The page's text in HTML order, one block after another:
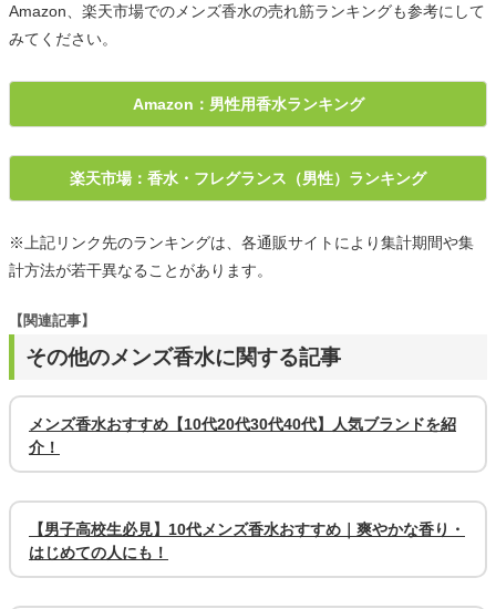
Amazon、楽天市場でのメンズ香水の売れ筋ランキングも参考にして
みてください。
Amazon：男性用香水ランキング
楽天市場：香水・フレグランス（男性）ランキング
※上記リンク先のランキングは、各通販サイトにより集計期間や集
計方法が若干異なることがあります。
その他のメンズ香水に関する記事
【関連記事】
メンズ香水おすすめ【10代20代30代40代】人気ブランドを紹
介！
【男子高校生必見】10代メンズ香水おすすめ｜爽やかな香り・
はじめての人にも！